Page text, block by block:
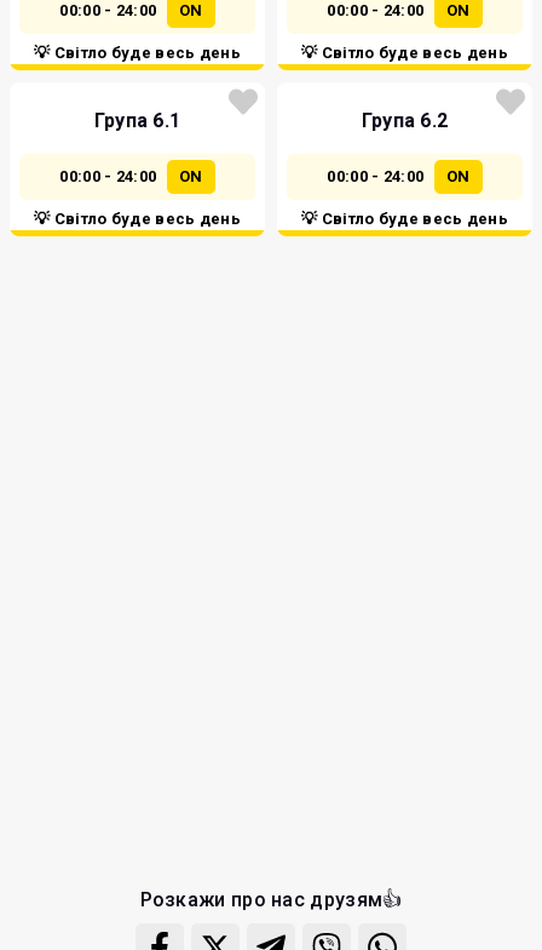
00:00 - 24:00 ON
💡 Світло буде весь день
00:00 - 24:00 ON
💡 Світло буде весь день
Група 6.1
00:00 - 24:00 ON
💡 Світло буде весь день
Група 6.2
00:00 - 24:00 ON
💡 Світло буде весь день
Розкажи про нас друзям👍